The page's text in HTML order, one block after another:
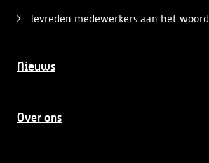
Tevreden medewerkers aan het woord
Nieuws
Over ons